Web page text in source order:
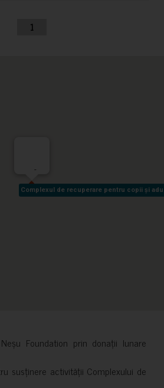
1
Complexul de recuperare pentru copii și
Complexul de recuperare pentru copii și
-
Foundation prin donații lunare
susținere activității Complexului de